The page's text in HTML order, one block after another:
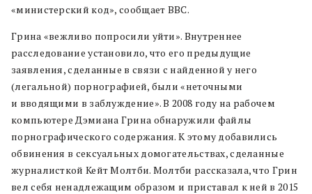
«министерский код», сообщает BBC.
Грина «вежливо попросили уйти». Внутреннее
расследование установило, что его предыдущие
заявления, сделанные в связи с найденной у него
(легальной) порнографией, были «неточными
и вводящими в заблуждение». В 2008 году на рабочем
компьютере Дэмиана Грина обнаружили файлы
порнографического содержания. К этому добавились
обвинения в сексуальных домогательствах, сделанные
журналисткой Кейт Молтби. Молтби рассказала, что Грин
вел себя ненадлежащим образом и приставал к ней в 2015